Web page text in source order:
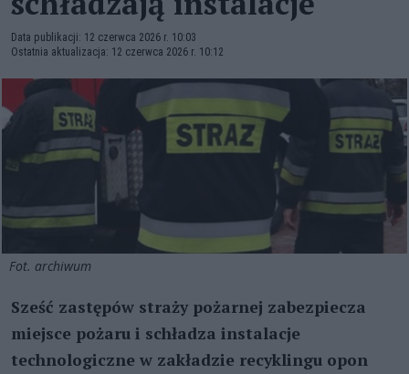
Data publikacji: 12 czerwca 2026 r. 10:03
Ostatnia aktualizacja: 12 czerwca 2026 r. 10:12
Fot. archiwum
Sześć zastępów straży pożarnej zabezpiecza
miejsce pożaru i schładza instalacje
technologiczne w zakładzie recyklingu opon